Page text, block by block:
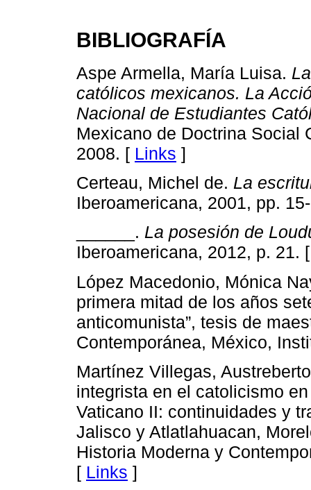
BIBLIOGRAFÍA
Aspe Armella, María Luisa.
católicos mexicanos. La
Nacional de Estudiantes
Mexicano de Doctrina Social
2008. [ Links ]
Certeau, Michel de. La
Iberoamericana, 2001, pp.
______. La posesión de
Iberoamericana, 2012, p. 21.
López Macedonio, Mónica
primera mitad de los años
anticomunista”, tesis de
Contemporánea, México,
Martínez Villegas,
integrista en el catolicismo
Vaticano II: continuidades y
Jalisco y Atlatlahuacan,
Historia Moderna y
[ Links ]